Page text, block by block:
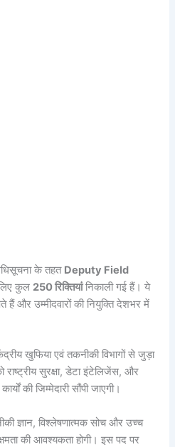
के तहत Deputy Field
कुल 250 रिक्तियांनिकाली गई हैं। ये
और उम्मीदवारों की नियुक्ति देशभर में
खुफिया एवं तकनीकी विभागों से जुड़ा
राष्ट्रीय सुरक्षा, डेटा इंटेलिजेंस, और
की जिम्मेदारी सौंपी जाएगी।
ज्ञान, विश्लेषणात्मक सोच और उच्च
की आवश्यकता होगी। इस पद पर